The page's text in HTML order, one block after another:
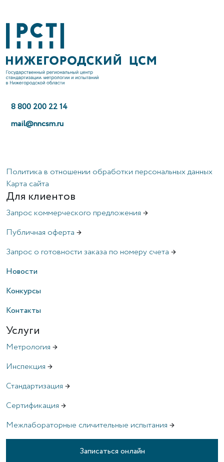
8 800 200 22 14
mail@nncsm.ru
Политика в отношении обработки персональных данных
Карта сайта
Для клиентов
Запрос коммерческого предложения →
Публичная оферта →
Запрос о готовности заказа по номеру счета →
Новости
Конкурсы
Контакты
Услуги
Метрология →
Инспекция →
Стандартизация →
Сертификация →
Межлабораторные сличительные испытания →
Записаться онлайн